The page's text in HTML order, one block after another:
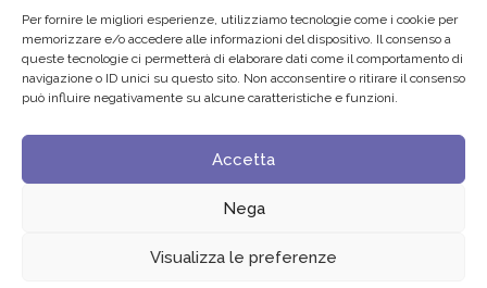
Per fornire le migliori esperienze, utilizziamo tecnologie come i cookie per
memorizzare e/o accedere alle informazioni del dispositivo. Il consenso a
queste tecnologie ci permetterà di elaborare dati come il comportamento di
navigazione o ID unici su questo sito. Non acconsentire o ritirare il consenso
può influire negativamente su alcune caratteristiche e funzioni.
Accetta
Nega
Visualizza le preferenze
Padre Benanti: «Intelligenza artificiale? Contro i nuovi
algoritmi del potere serve una governance condivisa»
Edvance – Digital Education Hub Higher Education